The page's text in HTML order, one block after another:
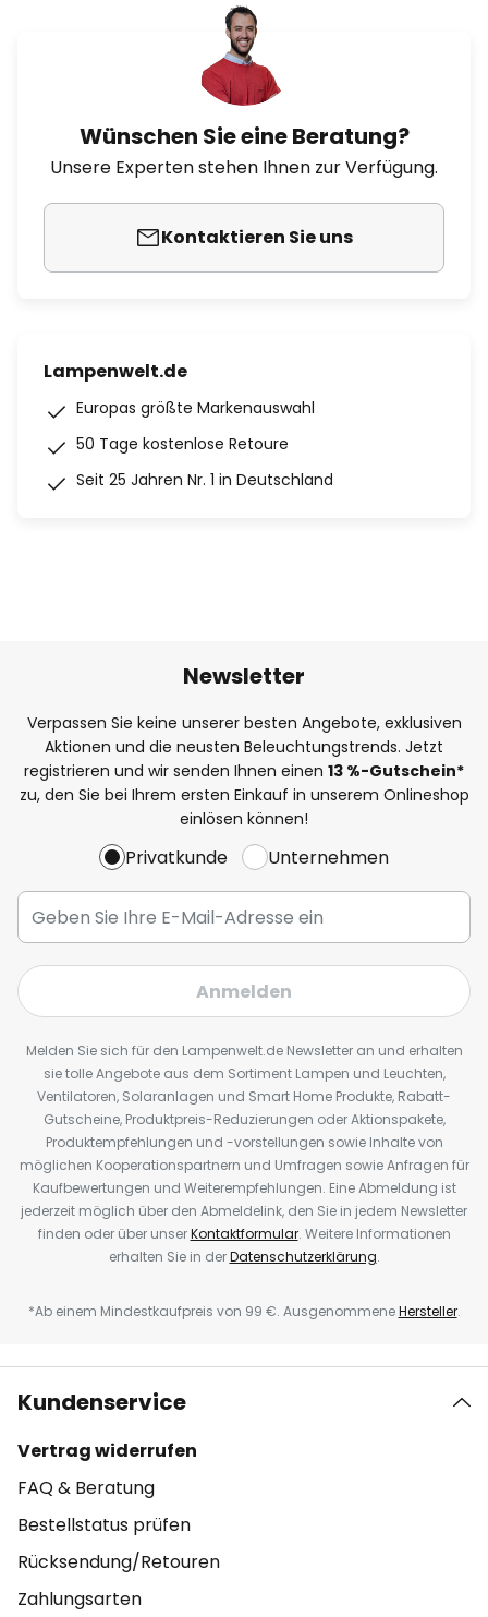
Wünschen Sie eine Beratung?
Unsere Experten stehen Ihnen zur Verfügung.
Kontaktieren Sie uns
Lampenwelt.de
Europas größte Markenauswahl
50 Tage kostenlose Retoure
Seit 25 Jahren Nr. 1 in Deutschland
Newsletter
Verpassen Sie keine unserer besten Angebote, exklusiven
Aktionen und die neusten Beleuchtungstrends. Jetzt
registrieren und wir senden Ihnen einen 13 %-Gutschein*
zu, den Sie bei Ihrem ersten Einkauf in unserem Onlineshop
einlösen können!
Privatkunde Unternehmen
Anmelden
Melden Sie sich für den Lampenwelt.de Newsletter an und erhalten
sie tolle Angebote aus dem Sortiment Lampen und Leuchten,
Ventilatoren, Solaranlagen und Smart Home Produkte, Rabatt-
Gutscheine, Produktpreis-Reduzierungen oder Aktionspakete,
Produktempfehlungen und -vorstellungen sowie Inhalte von
möglichen Kooperationspartnern und Umfragen sowie Anfragen für
Kaufbewertungen und Weiterempfehlungen. Eine Abmeldung ist
jederzeit möglich über den Abmeldelink, den Sie in jedem Newsletter
finden oder über unserKontaktformular. Weitere Informationen
erhalten Sie in derDatenschutzerklärung.
*Ab einem Mindestkaufpreis von 99 €. AusgenommeneHersteller.
Kundenservice
Vertrag widerrufen
FAQ & Beratung
Bestellstatus prüfen
Rücksendung/Retouren
Zahlungsarten